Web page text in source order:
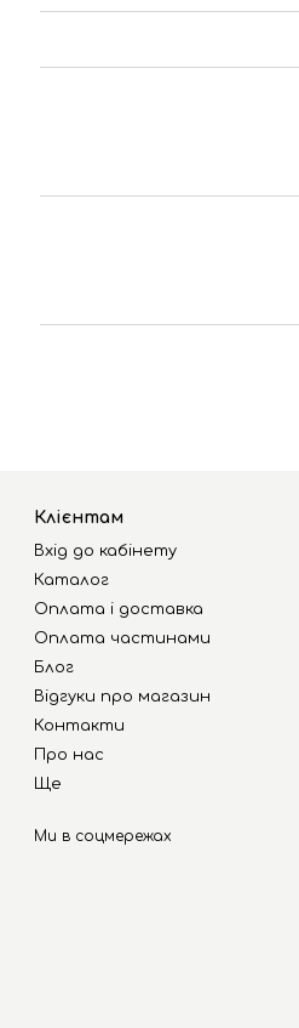
Клієнтам
Вхід до кабінету
Каталог
Оплата і доставка
Оплата частинами
Блог
Відгуки про магазин
Контакти
Про нас
Ще
Ми в соцмережах